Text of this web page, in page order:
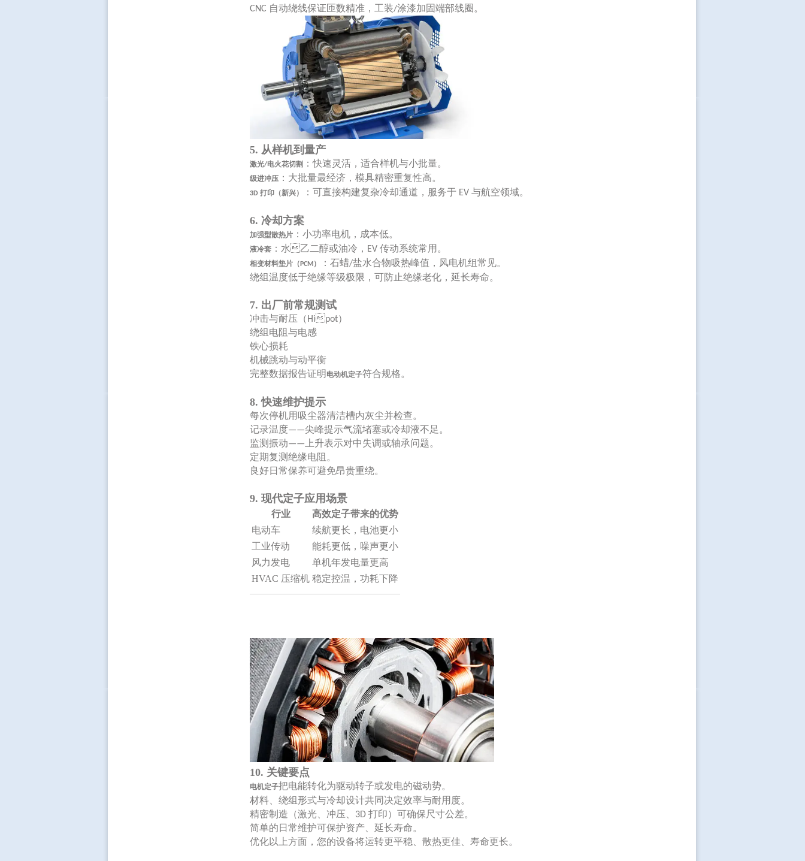
CNC 自动绕线保证匝数精准，工装/涂漆加固端部线圈。
5. 从样机到量产
激光/电火花切割 ：快速灵活，适合样机与小批量。
级进冲压 ：大批量最经济，模具精密重复性高。
3D 打印（新兴） ：可直接构建复杂冷却通道，服务于 EV 与航空领域。
6. 冷却方案
加强型散热片 ：小功率电机，成本低。
液冷套 ：水 乙二醇或油冷， EV 传动系统常用。
相变材料垫片（ PCM ） ：石蜡/盐水合物吸热峰值，风电机组常见。
绕组温度低于绝缘等级极限，可防止绝缘老化，延长寿命。
7. 出厂前常规测试
冲击与耐压（ Hipot）
绕组电阻与电感
铁心损耗
机械跳动与动平衡
完整数据报告证明 电动机定子符合规格。
8. 快速维护提示
每次停机用吸尘器清洁槽内灰尘并检查。
记录温度——尖峰提示气流堵塞或冷却液不足。
监测振动—— 上升表示对中失调或轴承问题。
定期复测绝缘电阻。
良好日常保养可避免昂贵重绕。
9. 现代定子应用场景
行业
高效定子带来的优势
电动车
续航更长，电池更小
工业传动
能耗更低，噪声更小
风力发电
单机年发电量更高
HVAC 压缩机 稳定控温，功耗下降
10. 关键要点
电机定子把电能转化为驱动转子或发电的磁动势。
材料、绕组形式与冷却设计共同决定效率与耐用度。
精密制造（激光、冲压、 3D 打印）可确保尺寸公差。
简单的日常维护可保护资产、延长寿命。
优化以上方面，您的设备将运转更平稳、散热更佳、寿命更长。